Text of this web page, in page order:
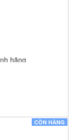
CÒN HÀNG